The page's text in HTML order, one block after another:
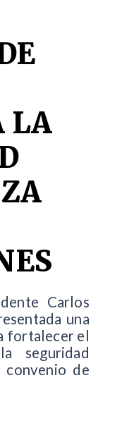
LA
Carlos
una
fortalecer el
seguridad
de